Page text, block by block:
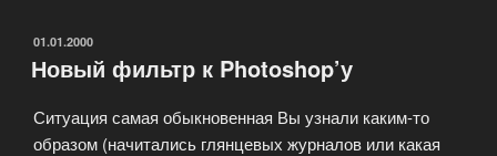
ОПУБЛИКОВАНО
01.01.2000
Новый фильтр к Photoshop’у
Ситуация самая обыкновенная Вы узнали каким-то
образом (начитались глянцевых журналов или какая